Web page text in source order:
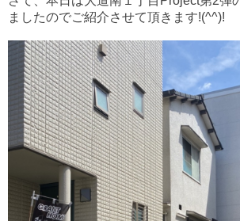
ましたのでご紹介させて頂きます!(^^)!